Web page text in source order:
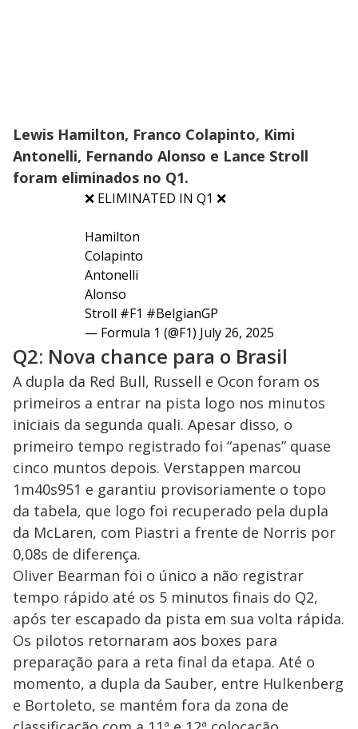
Lewis Hamilton, Franco Colapinto, Kimi
Antonelli, Fernando Alonso e Lance Stroll
foram eliminados no Q1.
❌ ELIMINATED IN Q1 ❌
Hamilton
Colapinto
Antonelli
Alonso
Stroll #F1 #BelgianGP
— Formula 1 (@F1) July 26, 2025
Q2: Nova chance para o Brasil
A dupla da Red Bull, Russell e Ocon foram os
primeiros a entrar na pista logo nos minutos
iniciais da segunda quali. Apesar disso, o
primeiro tempo registrado foi “apenas” quase
cinco muntos depois. Verstappen marcou
1m40s951 e garantiu provisoriamente o topo
da tabela, que logo foi recuperado pela dupla
da McLaren, com Piastri a frente de Norris por
0,08s de diferença.
Oliver Bearman foi o único a não registrar
tempo rápido até os 5 minutos finais do Q2,
após ter escapado da pista em sua volta rápida.
Os pilotos retornaram aos boxes para
preparação para a reta final da etapa. Até o
momento, a dupla da Sauber, entre Hulkenberg
e Bortoleto, se mantém fora da zona de